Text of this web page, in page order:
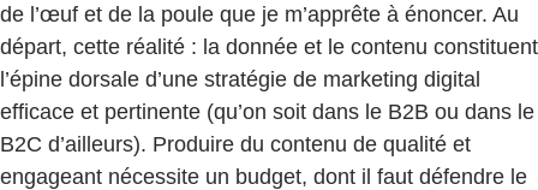
de l’œuf et de la poule que je m’apprête à énoncer. Au
départ, cette réalité : la donnée et le contenu constituent
l’épine dorsale d’une stratégie de marketing digital
efficace et pertinente (qu’on soit dans le B2B ou dans le
B2C d’ailleurs). Produire du contenu de qualité et
engageant nécessite un budget, dont il faut défendre le